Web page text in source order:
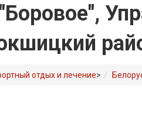
отдых и лечение>